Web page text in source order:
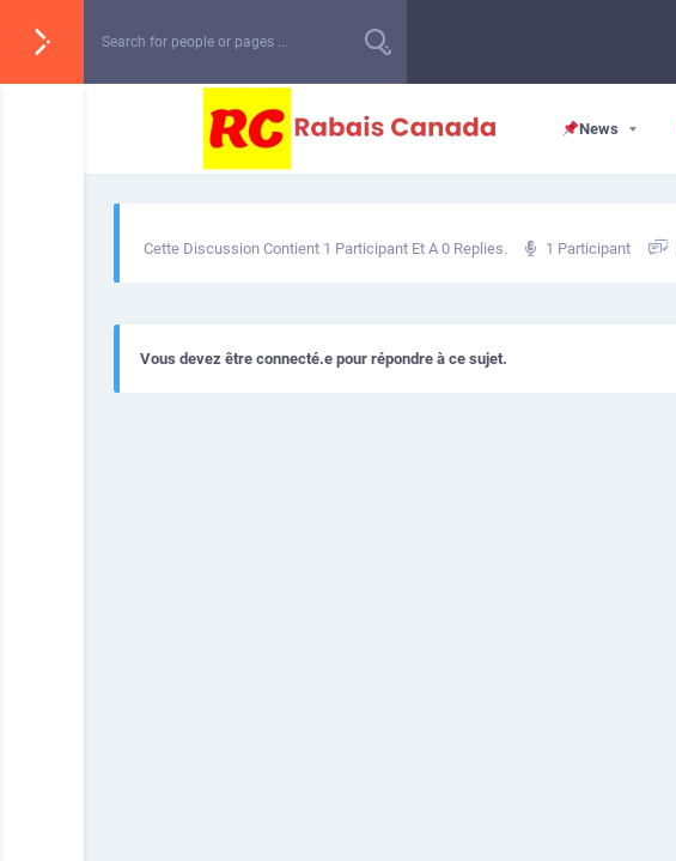
News
Cette Discussion Contient 1 Participant Et A 0 Replies. 1 Participant
Vous devez être connecté.e pour répondre à ce sujet.